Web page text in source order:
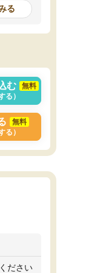
化されて自分も『も
う』と思えます。
なので、色々な場所の
る
む
無料
る）
無料
る）
ださい